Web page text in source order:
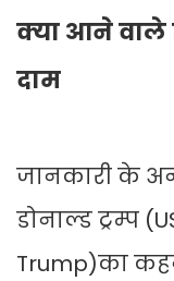
क्या आने वाले
दाम
जानकारी के
डोनाल्ड ट्रम्प
Trump)का